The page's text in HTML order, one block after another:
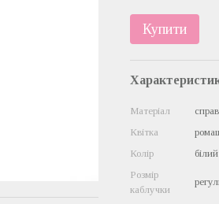
Купити
Матеріал
Квітка
Колір
білий
Розмір
каблучки